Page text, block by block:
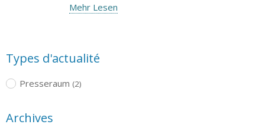
Mehr Lesen
Types d'actualité
Presseraum (2)
Archives